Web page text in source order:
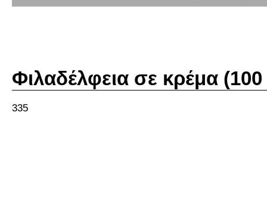
Φιλαδέλφεια σε κρέμα
335